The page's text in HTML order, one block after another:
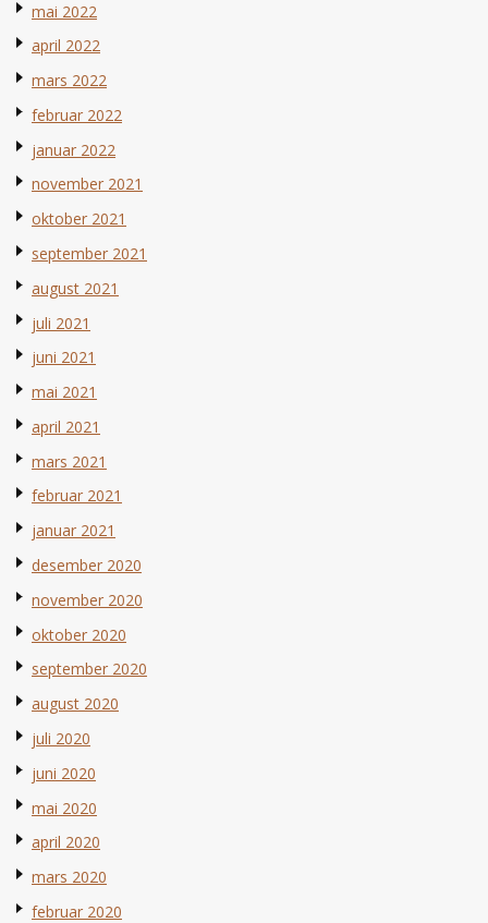
mai 2022
april 2022
mars 2022
februar 2022
januar 2022
november 2021
oktober 2021
september 2021
august 2021
juli 2021
juni 2021
mai 2021
april 2021
mars 2021
februar 2021
januar 2021
desember 2020
november 2020
oktober 2020
september 2020
august 2020
juli 2020
juni 2020
mai 2020
april 2020
mars 2020
februar 2020